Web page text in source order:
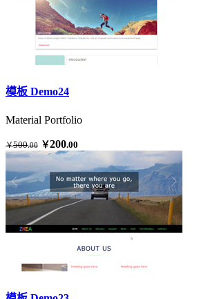
模板 Demo24
Material Portfolio
￥500.00 ￥200.00